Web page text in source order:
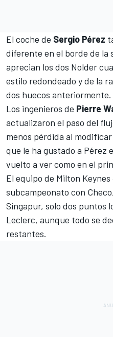
El coche de Sergio Pérez
diferente en el borde de la
aprecian los dos Nolder
estilo redondeado y de la
dos huecos anteriormente.
Los ingenieros de Pierre
actualizaron el paso del
menos pérdida al
que le ha gustado a Pérez
vuelto a ver como en el
El equipo de Milton
subcampeonato con
Singapur, solo dos puntos
Leclerc, aunque todo se
restantes.